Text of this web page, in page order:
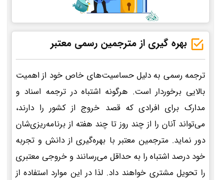
بهره گیری از مترجمین رسمی معتبر
ترجمه رسمی به دلیل حساسیت‌های خاص خود از اهمیت
بالایی برخوردار است. هرگونه اشتباه در ترجمه اسناد و
مدارک برای افرادی که قصد خروج از کشور را دارند،
می‌تواند آنان را از چند روز تا چند هفته از برنامه‌ریزی‌شان
دور نماید. مترجمین معتبر با بهره‌گیری از دانش و تجربه
خود درصد اشتباه را به حداقل می‌رسانند و خروجی معتبری
را تحویل مشتری خواهند داد. لذا در این موارد استفاده از